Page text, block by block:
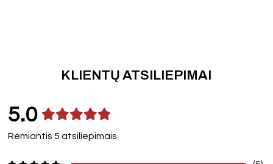
KLIENTŲ ATSILIEPIMAI
5.0
Remiantis 5 atsiliepimais